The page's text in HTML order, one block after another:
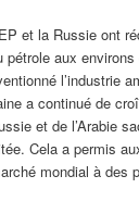
et la Russie ont
pétrole aux
l’industrie
a continué de
et de l’Arabie
Cela a permis
mondial à des